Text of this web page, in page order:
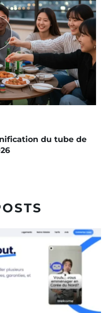
du tube de